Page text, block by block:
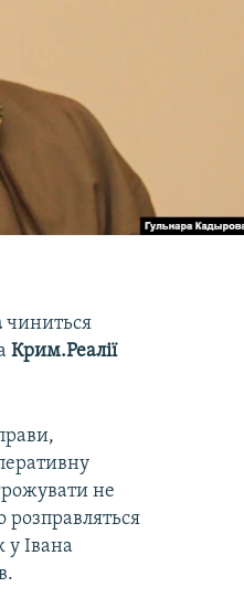
чиниться
Крим.Реалії
не
розправляться
Івана